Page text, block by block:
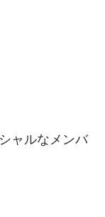
ャルなメンバ